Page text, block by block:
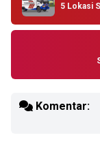
5 Lokasi
Komentar: